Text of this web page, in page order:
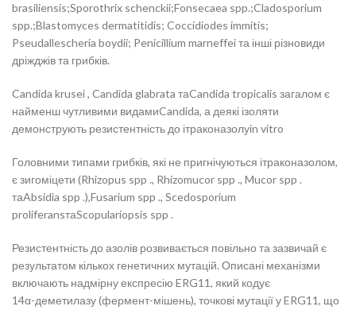
brasiliensis;Sporothrix schenckii;Fonsecaea spp.;Cladosporium
spp.;Blastomyces dermatitidis; Coccidiodes immitis;
Pseudallescheria boydii; Penicillium marneffei та інші різновиди
дріжджів та грибків.
Candida krusei , Candida glabrata таCandida tropicalis загалом є
найменш чутливими видамиCandida, а деякі ізоляти
демонструють резистентність до ітраконазолуin vitro
Головними типами грибків, які не пригнічуються ітраконазолом,
є зигоміцети (Rhizopus spp ., Rhizomucor spp ., Mucor spp .
таAbsidia spp .),Fusarium spp ., Scedosporium
proliferansтаScopulariopsis spp .
Резистентність до азолів розвивається повільно та зазвичай є
результатом кількох генетичних мутацій. Описані механізми
включають надмірну експресію ERG11, який кодує
14α-деметилазу (фермент-мішень), точкові мутації у ERG11, що